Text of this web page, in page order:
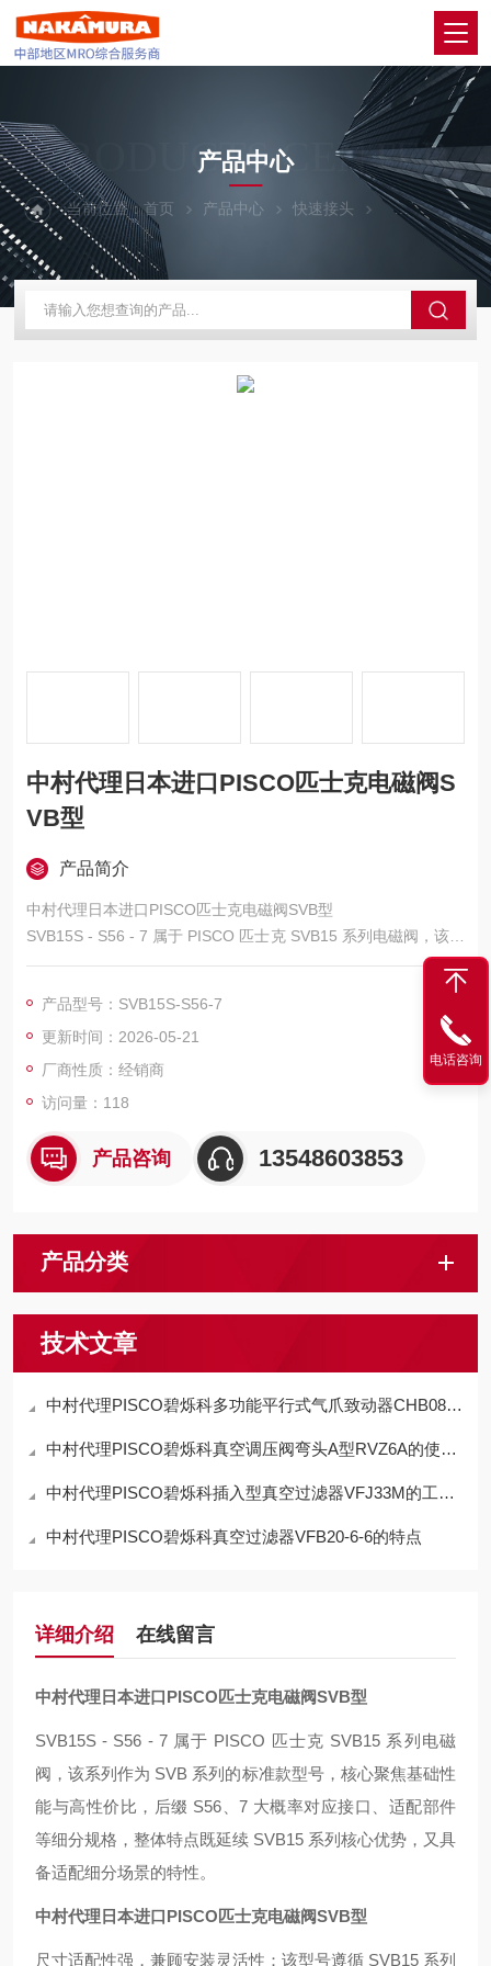
PRODUCTS CENTER
产品中心
当前位置：首页 产品中心 快速接头 PISCO碧烁科
中村代理日本进口PISCO匹士克电磁阀S
VB型
产品简介
中村代理日本进口PISCO匹士克电磁阀SVB型
SVB15S - S56 - 7 属于 PISCO 匹士克 SVB15 系列电磁阀，该系
列作为 SVB 系列的标准款型号，核心聚焦基础性能与高性价比，
后缀 S56、7 大概率对应接口、适配部件等细分规格，整体特点
既延续 SVB15 系列核心优势，又具备适配细分场景的特性。
产品型号：SVB15S-S56-7
更新时间：2026-05-21
厂商性质：经销商
访问量：118
产品咨询 13548603853
产品分类
技术文章
中村代理PISCO碧烁科多功能平行式气爪致动器CHB08-D特点
中村代理PISCO碧烁科真空调压阀弯头A型RVZ6A的使用方法
中村代理PISCO碧烁科插入型真空过滤器VFJ33M的工作原理
中村代理PISCO碧烁科真空过滤器VFB20-6-6的特点
详细介绍 在线留言
中村代理日本进口PISCO匹士克电磁阀SVB型
SVB15S - S56 - 7 属于 PISCO 匹士克 SVB15 系列电磁
阀，该系列作为 SVB 系列的标准款型号，核心聚焦基础性
能与高性价比，后缀 S56、7 大概率对应接口、适配部件
等细分规格，整体特点既延续 SVB15 系列核心优势，又具
备适配细分场景的特性。
中村代理日本进口PISCO匹士克电磁阀SVB型
尺寸适配性强，兼顾安装灵活性：该型号遵循 SVB15 系列
电话咨询